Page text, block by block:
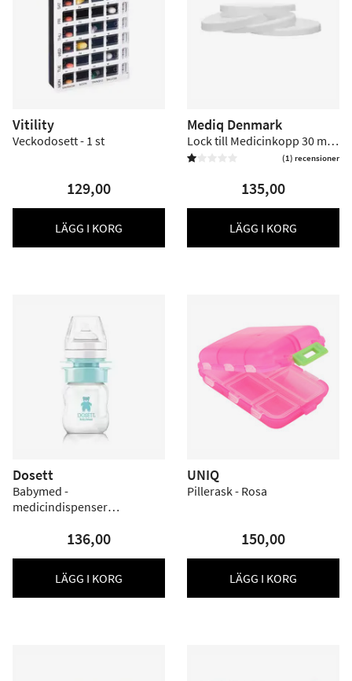
Vitility
Veckodosett - 1 st
129,00
LÄGG I KORG
Mediq Denmark
Lock till Medicinkopp 30 ml -
500 st
 (1) recensioner
135,00
LÄGG I KORG
Dosett
Babymed -
medicindispenser
136,00
LÄGG I KORG
UNIQ
Pillerask - Rosa
150,00
LÄGG I KORG